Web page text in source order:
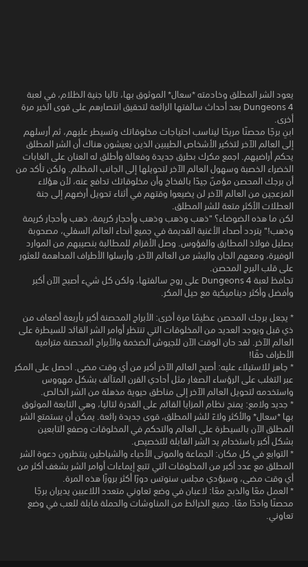
يعود الشر المطلق وخادمته *سعال* الموثوق بها، تاليا جنية الظلام، في لعبة
Dungeons 4 بعد أحداث سالفتها الرائعة لتحقيق انتصارهم على قوى الخير مرة
أخرى.
ابنِ برجًا محصنًا مريحًا ليناسب احتياجات مخلوقاتك وتسيطر عليهم، ثم أرسلهم
إلى العالم الآخر لتذكير الأشخاص الطيبين الذين يعيشون هناك أن الشر المطلق
يحكم أراضيهم. اجمع مكرك بطرق جديدة وفعالة وأطلق له العنان على الغابات
الخضراء الخصبة وسهول العالم الآخر لتحويلها إلى الجانب المظلم. ولكن تأكد من
أن برجك المحصن مؤمنٌ جيدًا بالفخاخ وأن مخلوقاتك تدافع عنه، لأن هؤلاء
المزعجين من العالم الآخر لن يضيعوا وقتهم في أثناء تحويل أرضهم إلى جنة
العطلات الأكثر متعة للشر المطلق.
لكن ما هذه الضوضاء؟ "ذهب وذهب وذهب وأحجار كريمة، ذهب وأحجار كريمة
وذهب!" يتردد أصداء الأغنية القديمة في جميع أنحاء العالم السفلي، مصحوبة
بصليل فولاذ المطارق والفؤوس. وصل الأقزام للمطالبة بنصيبهم من الموارد
الوفيرة، ومعهم الجان والبشر من العالم الآخر، وأرسلوا الأطراف المداهمة للعثور
على قلب البرج المحصن.
تحافظ لعبة Dungeons 4 على روح سالفتها، ولكن كل شيء أصبح الآن أكبر
وأفضل وأكثر ديناميكية مع حيل المكر‎.
* يجعل برجك المحصن عظيمًا مرة أخرى: الأبراج المحصنة أكبر بأربعة أضعاف من
ذي قبل ويوجد العديد من المخلوقات التي تنتظر أوامر الشر القائد للسيطرة على
العالم الآخر. لقد حان الوقت الآن للجيوش الضخمة والأبراج المحصنة مترامية
الأطراف حقًا!
* جاهز للاستيلاء عليه: أصبح العالم الآخر أكبر من أي وقت مضى. احصل على المكر
عبر التغلب على الرؤساء الصغار مثل أحادي القرن المتآلف بشكل مهووس
واستخدمه لتحويل العالم الآخر إلى مناطق حيوية مذهلة من الشر الخالص.
* جديد ولامع: يمنح نظام المزايا القائم على القدرة لتاليا، وهي التابعة الموثوق
بها *سعال* والأكثر ولاءً للشر المطلق، قوى جديدة رائعة. يمكن أن يستمتع الشر
المطلق الآن بالسيطرة على العالم والتحكم في المخلوقات وصفع التابعين
بشكل أكبر باستخدام يد الشر القابلة للتخصيص.
* التوابع في كل مكان: الجماعة والموتى الأحياء والشياطين ينتظرون دعوة الشر
المطلق مع عدد أكبر من المخلوقات التي تتبع إيماءات أوامر الشر بشغف أكثر من
أي وقت مضى، وسيؤدي مجلس سنوتس دورًا أكثر بروزًا هذه المرة.
* العمل معًا والذبح معًا: لاعبان في وضع تعاوني متعدد اللاعبين يديران برجًا
محصنًا واحدًا معًا. جميع الخرائط من المناوشات والحملة قابلة للعب في وضع
تعاوني.